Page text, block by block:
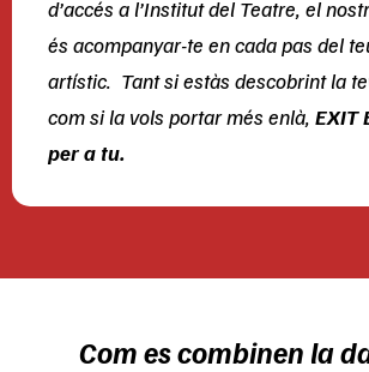
d’accés a l’Institut del Teatre, el
és acompanyar-te en cada pas del
artístic. Tant si estàs descobrint la
com si la vols portar més enlà, EXIT
per a tu.
Com es combinen la